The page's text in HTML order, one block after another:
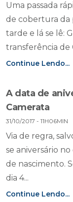
Uma passada
de cobertura da
tarde e lá se lê:
transferência de
Continue Lendo...
A data de
Camerata
31/10/2017 - 11H06MIN
Via de regra,
se aniversário
de nascimento.
dia 4...
Continue Lendo...